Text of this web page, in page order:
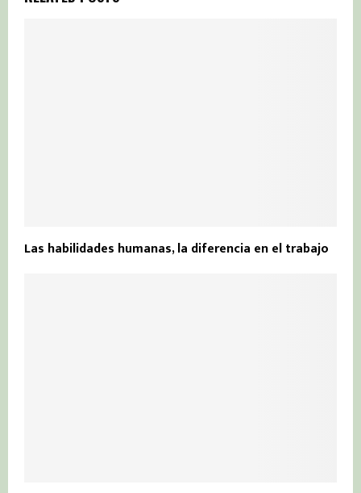
Las habilidades humanas, la diferencia en el trabajo